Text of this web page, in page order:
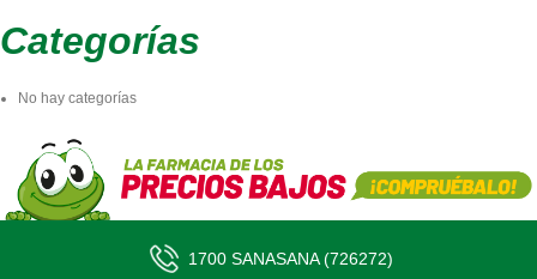
Categorías
No hay categorías
1700 SANASANA (726272)